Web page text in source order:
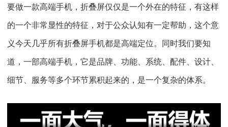
要做一款高端手机，折叠屏仅仅是一个外在的特征，有这样
的一个非常显性的特征，对于公众认知有一定帮助，这个意
义今天几乎所有折叠屏手机都是高端定位。同时我们要知
道，一部高端手机，它是品牌、功能、系统、配件、设计、
细节、服务等多个环节累积起来的，是一个复杂的体系。